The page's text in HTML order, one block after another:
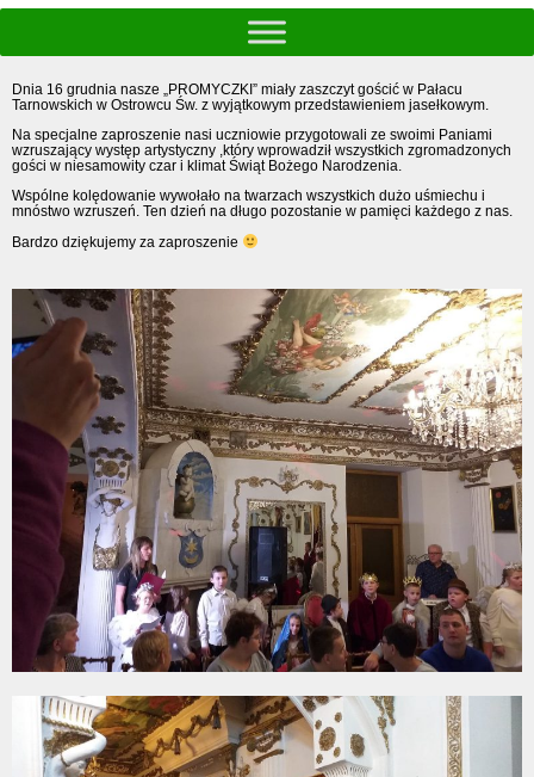
Dnia 16 grudnia nasze „PROMYCZKI” miały zaszczyt gościć w Pałacu
Tarnowskich w Ostrowcu Św. z wyjątkowym przedstawieniem jasełkowym.
Na specjalne zaproszenie nasi uczniowie przygotowali ze swoimi Paniami
wzruszający występ artystyczny ,który wprowadził wszystkich zgromadzonych
gości w niesamowity czar i klimat Świąt Bożego Narodzenia.
Wspólne kolędowanie wywołało na twarzach wszystkich dużo uśmiechu i
mnóstwo wzruszeń. Ten dzień na długo pozostanie w pamięci każdego z nas.
Bardzo dziękujemy za zaproszenie